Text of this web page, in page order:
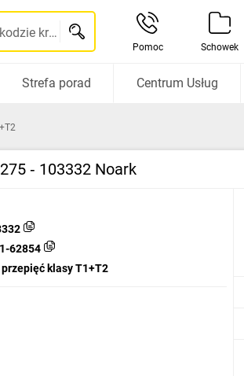
Szukaj po nazwie, indeksie, producencie, kodzie kreskowym...
Pomoc Schowek
Strefa porad Centrum Usług
‑ 103332 Noark
62854
klasy T1+T2